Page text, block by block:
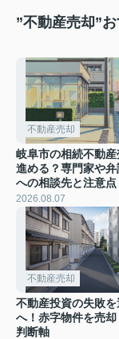
”不動産売却”
不動産売却
岐阜市の相続不動産
進める？専門家や
への相談先と注意点
2026.08.07
不動産売却
不動産投資の失敗
へ！赤字物件を売
判断軸